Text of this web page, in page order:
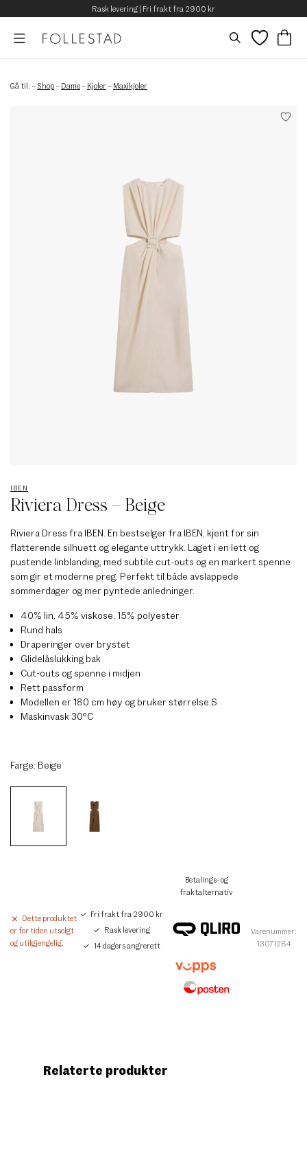
Rask levering | Fri frakt fra 2900 kr
Gå til: – Shop – Dame – Kjoler – Maxikjoler
IBEN
Riviera Dress – Beige
Riviera Dress fra IBEN. En bestselger fra IBEN, kjent for sin
flatterende silhuett og elegante uttrykk. Laget i en lett og
pustende linblanding, med subtile cut-outs og en markert spenne
som gir et moderne preg. Perfekt til både avslappede
sommerdager og mer pyntede anledninger.
40% lin, 45% viskose, 15% polyester
Rund hals
Draperinger over brystet
Glidelåslukking bak
Cut-outs og spenne i midjen
Rett passform
Modellen er 180 cm høy og bruker størrelse S
Maskinvask 30ºC
Farge: Beige
Dette produktet
er for tiden utsolgt
og utilgjengelig.
Fri frakt fra 2900 kr
Rask levering
14 dagers angrerett
Betalings- og
fraktalternativ
Varenummer:
13071284
Relaterte produkter